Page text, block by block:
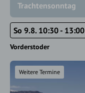
Trachtensonntag
So 9.8. 10:30 - 13:00
Vorderstoder
Weitere Termine